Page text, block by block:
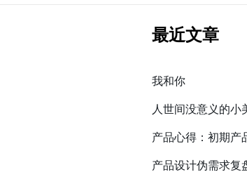
最近文章
我和你
人世间没意义的小
产品心得：初期产
产品设计伪需求